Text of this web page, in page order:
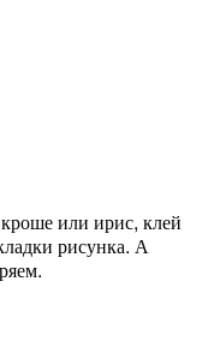
или ирис, клей
рисунка. А